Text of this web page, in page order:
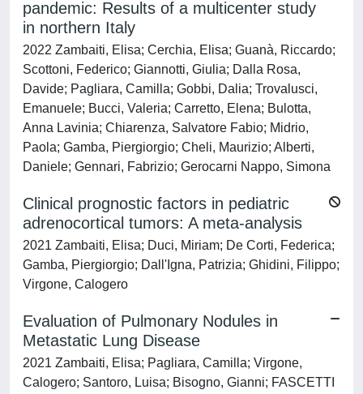
pandemic: Results of a multicenter study
in northern Italy
2022 Zambaiti, Elisa; Cerchia, Elisa; Guanà, Riccardo;
Scottoni, Federico; Giannotti, Giulia; Dalla Rosa,
Davide; Pagliara, Camilla; Gobbi, Dalia; Trovalusci,
Emanuele; Bucci, Valeria; Carretto, Elena; Bulotta,
Anna Lavinia; Chiarenza, Salvatore Fabio; Midrio,
Paola; Gamba, Piergiorgio; Cheli, Maurizio; Alberti,
Daniele; Gennari, Fabrizio; Gerocarni Nappo, Simona
Clinical prognostic factors in pediatric
adrenocortical tumors: A meta-analysis
2021 Zambaiti, Elisa; Duci, Miriam; De Corti, Federica;
Gamba, Piergiorgio; Dall'Igna, Patrizia; Ghidini, Filippo;
Virgone, Calogero
Evaluation of Pulmonary Nodules in
Metastatic Lung Disease
2021 Zambaiti, Elisa; Pagliara, Camilla; Virgone,
Calogero; Santoro, Luisa; Bisogno, Gianni; FASCETTI